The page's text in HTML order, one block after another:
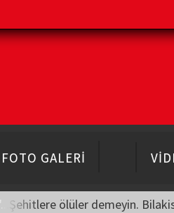
FOTO GALERİ
ölüler demeyin.